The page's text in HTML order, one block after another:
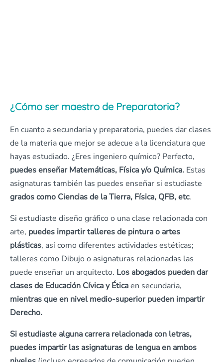
¿Cómo ser maestro de Preparatoria?
En cuanto a secundaria y preparatoria, puedes dar clases
de la materia que mejor se adecue a la licenciatura que
hayas estudiado. ¿Eres ingeniero químico? Perfecto,
puedes enseñar Matemáticas, Física y/o Química. Estas
asignaturas también las puedes enseñar si estudiaste
grados como Ciencias de la Tierra, Física, QFB, etc.
Si estudiaste diseño gráfico o una clase relacionada con
arte, puedes impartir talleres de pintura o artes
plásticas, así como diferentes actividades estéticas;
talleres como Dibujo o asignaturas relacionadas las
puede enseñar un arquitecto. Los abogados pueden dar
clases de Educación Cívica y Éticaen secundaria,
mientras que en nivel medio-superior pueden impartir
Derecho.
Si estudiaste alguna carrera relacionada con letras,
puedes impartir las asignaturas de lengua en ambos